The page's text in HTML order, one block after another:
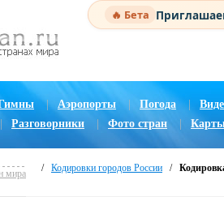
🔥 Бета
| Аэропорты Погода |
Разговорники Фото стран
мира
/ Кодировки городов России /